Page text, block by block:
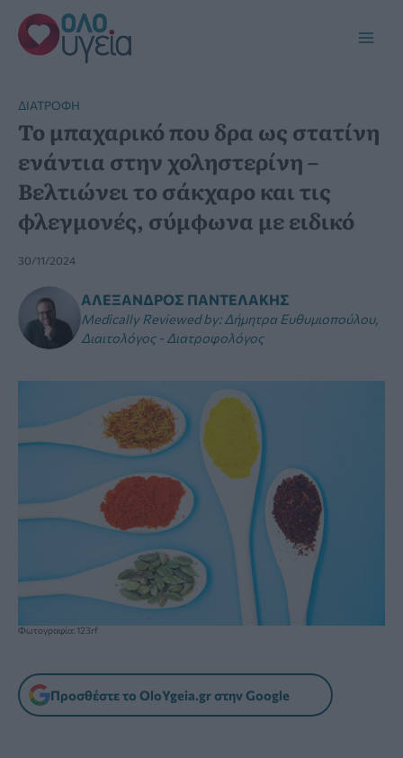
Μετάβαση
στο
περιεχόμενο
ΔΙΑΤΡΟΦΉ
Το μπαχαρικό που δρα ως στατίνη
ενάντια στην χοληστερίνη –
Βελτιώνει το σάκχαρο και τις
φλεγμονές, σύμφωνα με ειδικό
30/11/2024
ΑΛΈΞΑΝΔΡΟΣ ΠΑΝΤΕΛΆΚΗΣ
Medically Reviewed by: Δήμητρα Ευθυμιοπούλου,
Διαιτολόγος - Διατροφολόγος
Φωτογραφία: 123rf
Προσθέστε το OloYgeia.gr στην Google